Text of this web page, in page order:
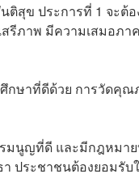
ติสุข ประการที่ 1 จะ
รีภาพ มีความเสมอภ
กษาที่ดีด้วย การวัดคุ
นูญที่ดี และมีกฎหมา
ประชาชนต้องยอมรั